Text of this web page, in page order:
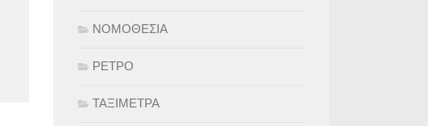
ΝΟΜΟΘΕΣΙΑ
ΡΕΤΡΟ
ΤΑΞΙΜΕΤΡΑ